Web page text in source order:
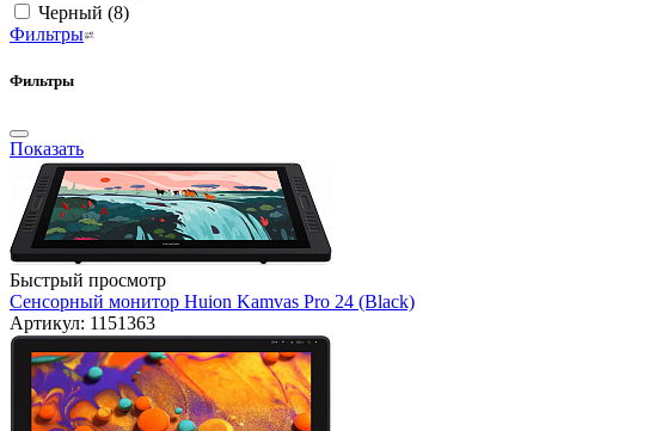
Черный (8)
Фильтры
Фильтры
Показать
Быстрый просмотр
Сенсорный монитор Huion Kamvas Pro 24 (Black)
Артикул: 1151363